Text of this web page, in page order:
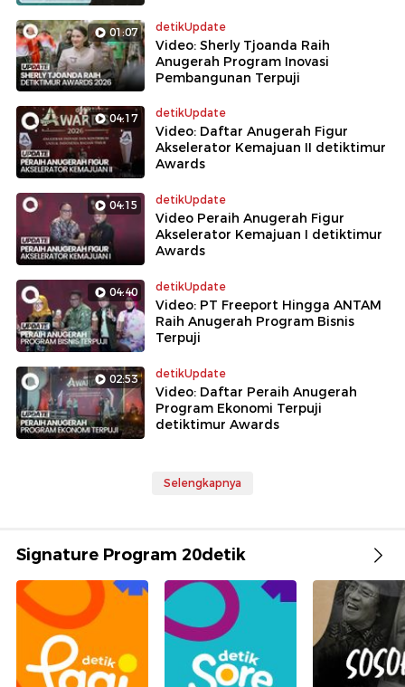
01:07 detikUpdate
Video: Sherly Tjoanda Raih
Anugerah Program Inovasi
Pembangunan Terpuji
04:17 detikUpdate
Video: Daftar Anugerah Figur
Akselerator Kemajuan II detiktimur
Awards
04:15 detikUpdate
Video Peraih Anugerah Figur
Akselerator Kemajuan I detiktimur
Awards
04:40 detikUpdate
Video: PT Freeport Hingga ANTAM
Raih Anugerah Program Bisnis
Terpuji
02:53 detikUpdate
Video: Daftar Peraih Anugerah
Program Ekonomi Terpuji
detiktimur Awards
Selengkapnya
Signature Program 20detik